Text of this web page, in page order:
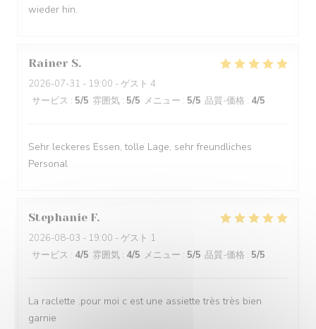
wieder hin.
Rainer S
2026-07-31 - 19:00 - ゲスト 4
サービス : 5/5 雰囲気 : 5/5 メニュー : 5/5 品質-価格 : 4/5
Sehr leckeres Essen, tolle Lage, sehr freundliches
Personal
Stephanie F
2026-08-03 - 19:00 - ゲスト 1
サービス : 4/5 雰囲気 : 4/5 メニュー : 5/5 品質-価格 : 5/5
La raclette .pour moi c est une assiette très très bien
garnie